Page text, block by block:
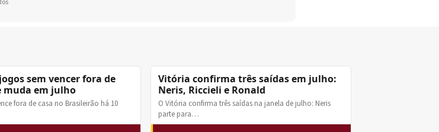
sem vencer fora de
muda em julho
fora de casa no Brasileirão há 10
Vitória confirma três saídas em julho:
Neris, Riccieli e Ronald
O Vitória confirma três saídas na janela de julho: Neris
parte para…